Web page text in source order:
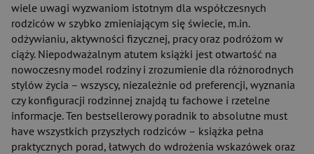
wiele uwagi wyzwaniom istotnym dla współczesnych
rodziców w szybko zmieniającym się świecie, m.in.
odżywianiu, aktywności fizycznej, pracy oraz podróżom w
ciąży. Niepodważalnym atutem książki jest otwartość na
nowoczesny model rodziny i zrozumienie dla różnorodnych
stylów życia – wszyscy, niezależnie od preferencji, wyznania
czy konfiguracji rodzinnej znajdą tu fachowe i rzetelne
informacje. Ten bestsellerowy poradnik to absolutne must
have wszystkich przyszłych rodziców – książka pełna
praktycznych porad, łatwych do wdrożenia wskazówek oraz